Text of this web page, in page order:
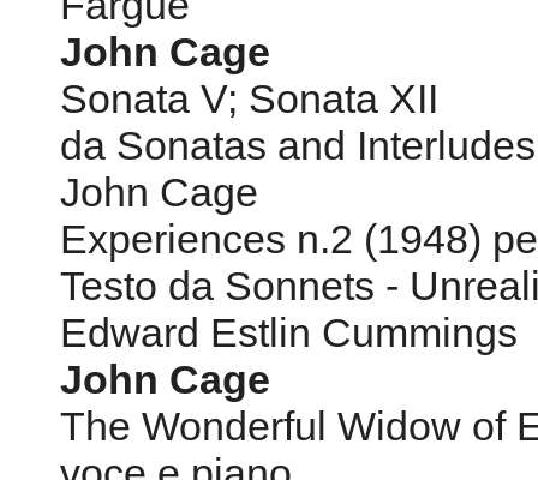
Experiences n.2 (1948)
Testo da Sonnets -
Edward Estlin Cummings
John Cage
The Wonderful Widow of
voce e piano
Testo da Finnegan's
Sylvano Bussotti(1931)
Ultima Rara Pop Song
registrati (versione S.